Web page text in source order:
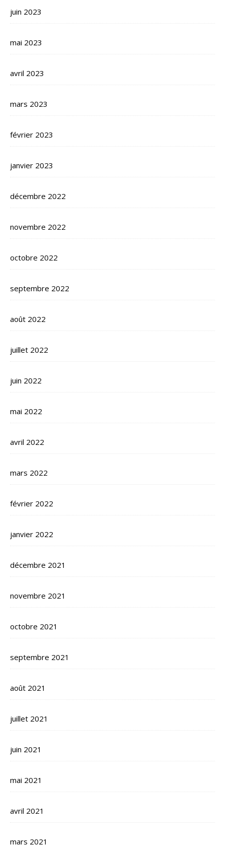
juin 2023
mai 2023
avril 2023
mars 2023
février 2023
janvier 2023
décembre 2022
novembre 2022
octobre 2022
septembre 2022
août 2022
juillet 2022
juin 2022
mai 2022
avril 2022
mars 2022
février 2022
janvier 2022
décembre 2021
novembre 2021
octobre 2021
septembre 2021
août 2021
juillet 2021
juin 2021
mai 2021
avril 2021
mars 2021